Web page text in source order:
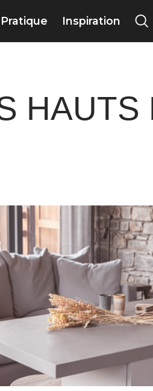
Pratique Inspiration
HAUTS